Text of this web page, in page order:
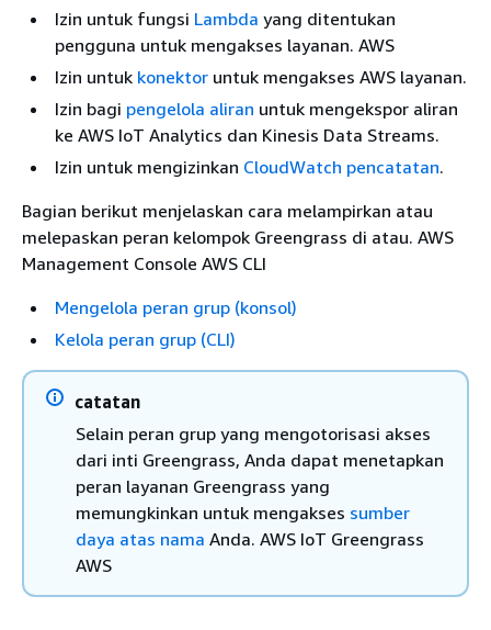
Izin untuk fungsi Lambda yang ditentukan
pengguna untuk mengakses layanan. AWS
Izin untuk konektor untuk mengakses AWS layanan.
Izin bagi pengelola aliran untuk mengekspor aliran
ke AWS IoT Analytics dan Kinesis Data Streams.
Izin untuk mengizinkan CloudWatch pencatatan.
Bagian berikut menjelaskan cara melampirkan atau
melepaskan peran kelompok Greengrass di atau. AWS
Management Console AWS CLI
Mengelola peran grup (konsol)
Kelola peran grup (CLI)
catatan
Selain peran grup yang mengotorisasi akses
dari inti Greengrass, Anda dapat menetapkan
peran layanan Greengrass yang
memungkinkan untuk mengakses sumber
daya atas nama Anda. AWS IoT Greengrass
AWS